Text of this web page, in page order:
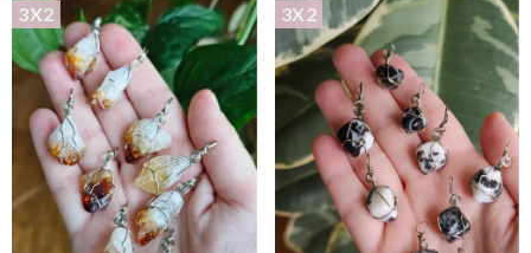
3X2 3X2